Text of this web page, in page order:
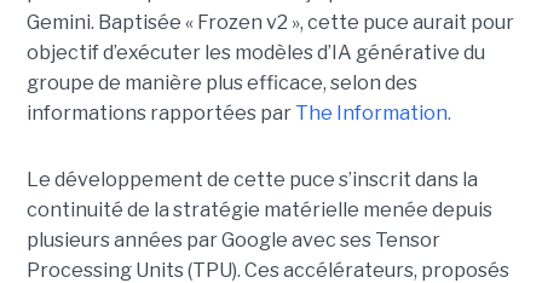
Gemini. Baptisée « Frozen v2 », cette puce aurait pour
objectif d’exécuter les modèles d’IA générative du
groupe de manière plus efficace, selon des
informations rapportées par The Information.
Le développement de cette puce s’inscrit dans la
continuité de la stratégie matérielle menée depuis
plusieurs années par Google avec ses Tensor
Processing Units (TPU). Ces accélérateurs, proposés